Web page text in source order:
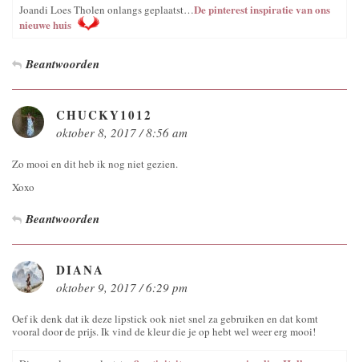
Joandi Loes Tholen onlangs geplaatst…De pinterest inspiratie van ons
nieuwe huis
Beantwoorden
CHUCKY1012
oktober 8, 2017 / 8:56 am
Zo mooi en dit heb ik nog niet gezien.
Xoxo
Beantwoorden
DIANA
oktober 9, 2017 / 6:29 pm
Oef ik denk dat ik deze lipstick ook niet snel za gebruiken en dat komt
vooral door de prijs. Ik vind de kleur die je op hebt wel weer erg mooi!